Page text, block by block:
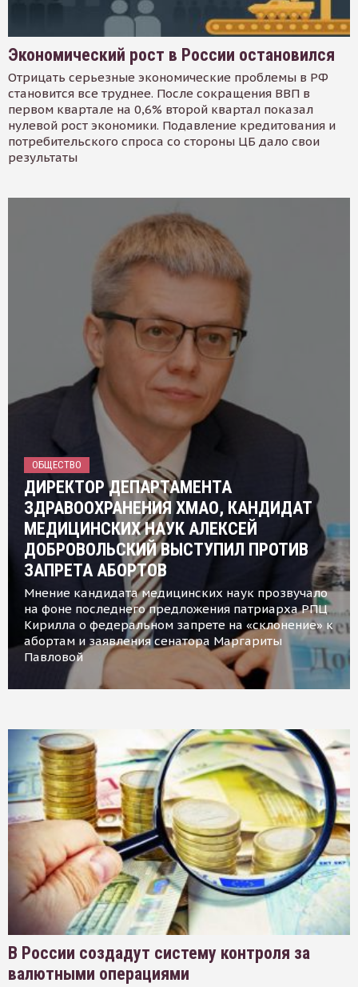
Экономический рост в России остановился
Отрицать серьезные экономические проблемы в РФ
становится все труднее. После сокращения ВВП в
первом квартале на 0,6% второй квартал показал
нулевой рост экономики. Подавление кредитования и
потребительского спроса со стороны ЦБ дало свои
результаты
ОБЩЕСТВО
ДИРЕКТОР ДЕПАРТАМЕНТА
ЗДРАВООХРАНЕНИЯ ХМАО, КАНДИДАТ
МЕДИЦИНСКИХ НАУК АЛЕКСЕЙ
ДОБРОВОЛЬСКИЙ ВЫСТУПИЛ ПРОТИВ
ЗАПРЕТА АБОРТОВ
Мнение кандидата медицинских наук прозвучало
на фоне последнего предложения патриарха РПЦ
Кирилла о федеральном запрете на «склонение» к
абортам и заявления сенатора Маргариты
Павловой
В России создадут систему контроля за
валютными операциями